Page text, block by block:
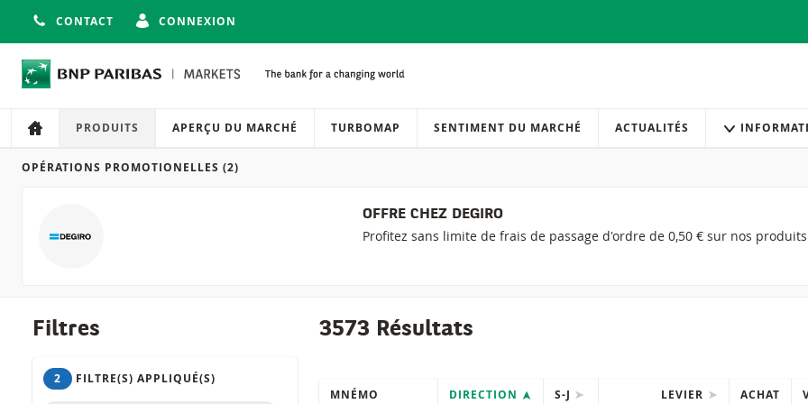
CONTACT CONNEXION
Navigation
Navigation sur le site
PRODUITS APERÇU DU MARCHÉ TURBOMAP SENTIMENT DU MARCHÉ ACTUALITÉS
Produits
OPÉRATIONS PROMOTIONELLES (2)
OFFRE CHEZ DEGIRO
Profitez sans limite de frais de passage d'ordre de 0,50 € sur nos
Filtres
2 FILTRE(S) APPLIQUÉ(S)
3573 Résultats
MNÉMO DIRECTION S-J LEVIER ACHAT